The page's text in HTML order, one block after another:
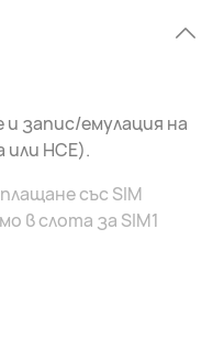
запис/емулация на
HCE).
със SIM
в слота за SIM1